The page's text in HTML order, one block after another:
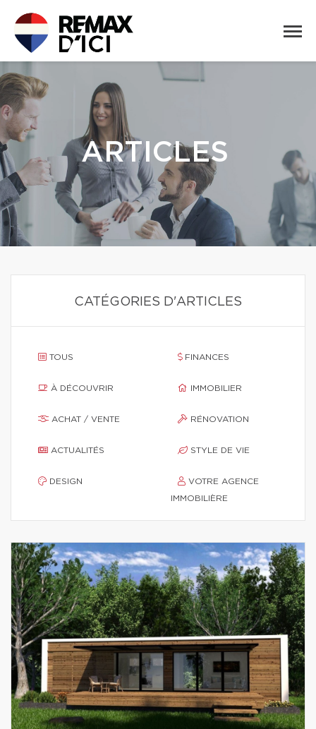
ARTICLES
CATÉGORIES D'ARTICLES
TOUS
À DÉCOUVRIR
ACHAT / VENTE
ACTUALITÉS
DESIGN
FINANCES
IMMOBILIER
RÉNOVATION
STYLE DE VIE
IMMOBILIÈRE